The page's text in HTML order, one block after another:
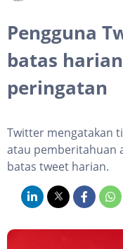
Pengguna
batas
peringatan
Twitter mengatakan
atau pemberitahuan
batas tweet harian.